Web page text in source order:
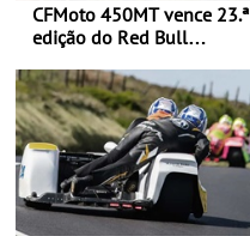
CFMoto 450MT vence 23.ª
edição do Red Bull
Categorias Adventure -
Vitória na Ultimate, Core e
Lite